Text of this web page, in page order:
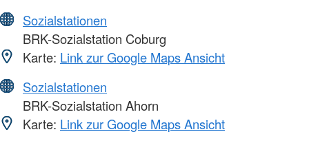
Sozialstationen
BRK-Sozialstation Coburg
Karte: Link zur Google Maps Ansicht
Sozialstationen
BRK-Sozialstation Ahorn
Karte: Link zur Google Maps Ansicht